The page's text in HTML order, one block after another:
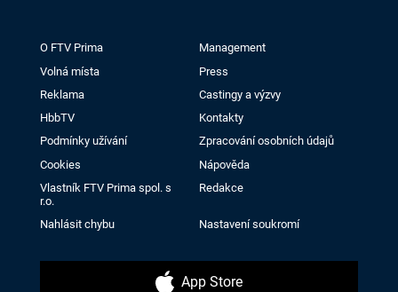
O FTV Prima
Management
Volná místa
Press
Reklama
Castingy a výzvy
HbbTV
Kontakty
Podmínky užívání
Zpracování osobních údajů
Cookies
Nápověda
Vlastník FTV Prima spol. s
r.o.
Redakce
Nahlásit chybu Nastavení soukromí
App Store